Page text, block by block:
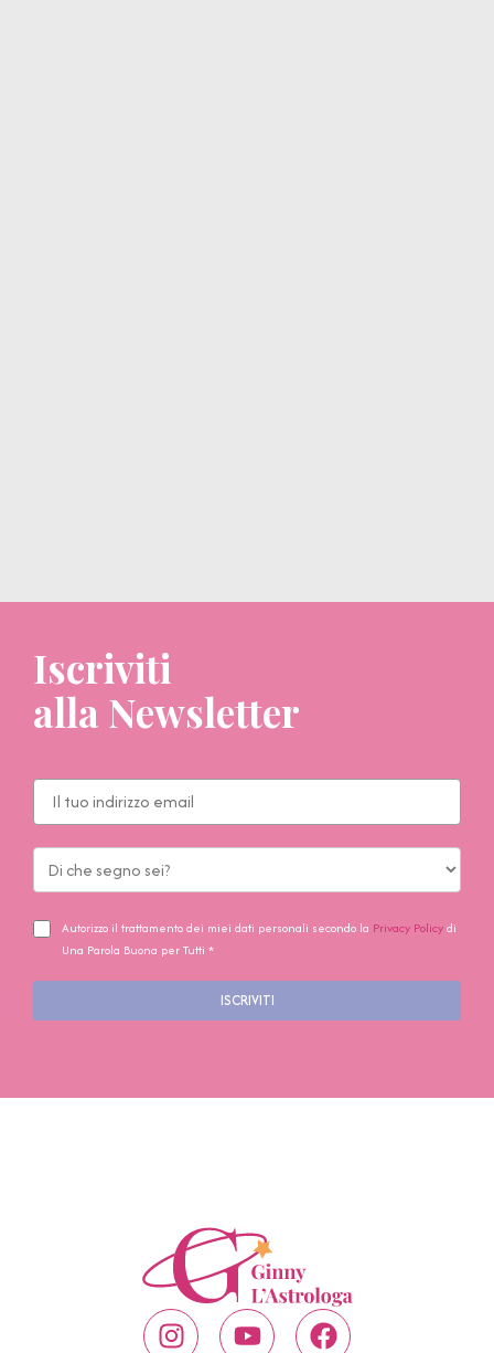
Iscriviti
alla Newsletter
Autorizzo il trattamento dei miei dati personali secondo la Privacy Policydi
Una Parola Buona per Tutti *
ISCRIVITI